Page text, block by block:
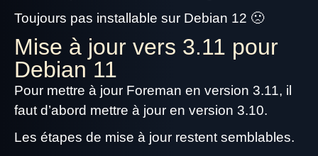
Toujours pas installable sur Debian 12 🙁
Mise à jour vers 3.11 pour
Debian 11
Pour mettre à jour Foreman en version 3.11, il
faut d’abord mettre à jour en version 3.10.
Les étapes de mise à jour restent semblables.